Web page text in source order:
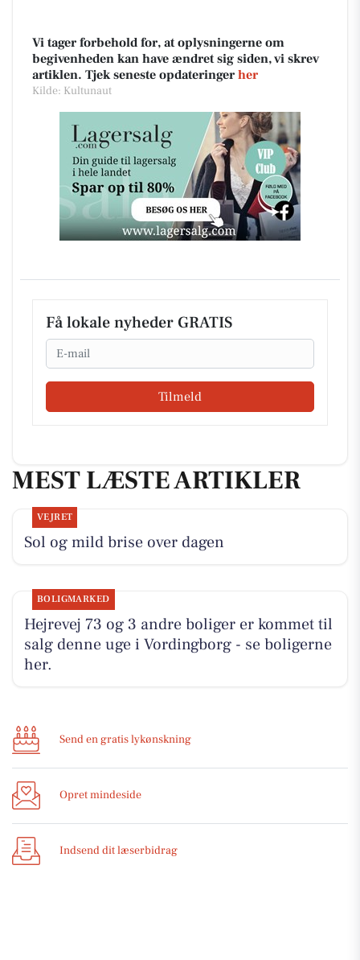
Vi tager forbehold for, at oplysningerne om
begivenheden kan have ændret sig siden, vi skrev
artiklen. Tjek seneste opdateringer her
Kilde: Kultunaut
Få lokale nyheder GRATIS
Email
Tilmeld
MEST LÆSTE ARTIKLER
VEJRET
Sol og mild brise over dagen
BOLIGMARKED
Hejrevej 73 og 3 andre boliger er kommet til
salg denne uge i Vordingborg - se boligerne
her.
Send en gratis lykønskning
Opret mindeside
Indsend dit læserbidrag